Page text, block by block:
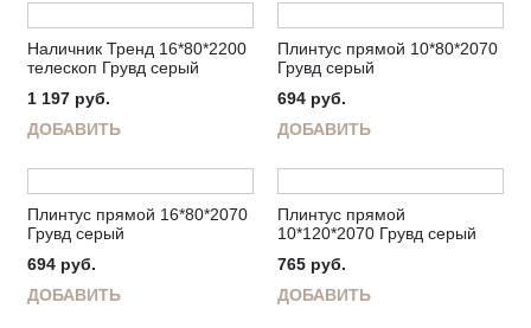
Наличник Тренд 16*80*2200
телескоп Грувд серый
1 197 руб.
ДОБАВИТЬ
Плинтус прямой 10*80*2070
Грувд серый
694 руб.
ДОБАВИТЬ
Плинтус прямой 16*80*2070
Грувд серый
694 руб.
ДОБАВИТЬ
Плинтус прямой
10*120*2070 Грувд серый
765 руб.
ДОБАВИТЬ